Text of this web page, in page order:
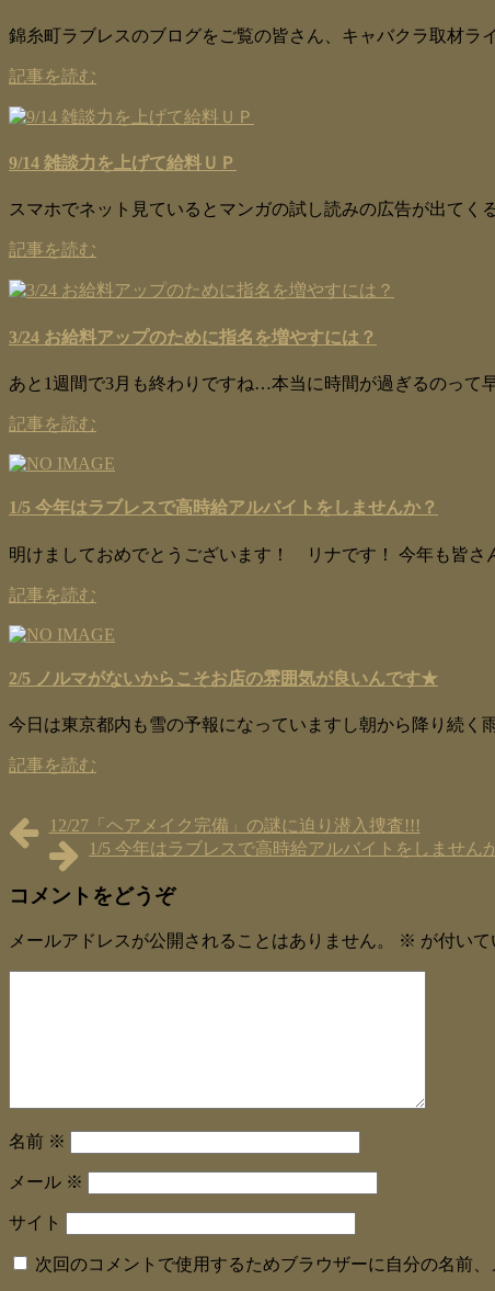
錦糸町ラブレスのブログをご覧の皆さん、キャバクラ取材ラ
記事を読む
9/14 雑談力を上げて給料ＵＰ
スマホでネット見ているとマンガの試し読みの広告が出て
記事を読む
3/24 お給料アップのために指名を増やすには？
あと1週間で3月も終わりですね…本当に時間が過ぎるのって
記事を読む
1/5 今年はラブレスで高時給アルバイトをしませんか？
明けましておめでとうございます！ リナです！ 今年も皆さ
記事を読む
2/5 ノルマがないからこそお店の雰囲気が良いんです★
今日は東京都内も雪の予報になっていますし朝から降り続
記事を読む
12/27「ヘアメイク完備」の謎に迫り潜入捜査!!!
1/5 今年はラブレスで高時給アルバイトをしません
コメントをどうぞ
メールアドレスが公開されることはありません。 ※ が付い
名前 ※
メール ※
サイト
次回のコメントで使用するためブラウザーに自分の名前